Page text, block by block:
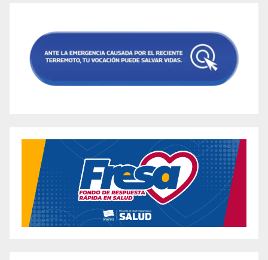
Support Healthy Weight Loss, Detox, Digestion
and Better Sleep?
All Day Slimming Tea Review: Latest Costa
Rican Tea Research for Weight Loss
Real Weight Loss or Unfounded Claims?
Alpilean Reviews – Is Ice Hack Hoax or Fake?
Real Weight Loss or Unfounded Claims?
Ancient Keto ACV Gummies Review – Is it
Right For You?
Ancient Keto ACV Gummies: Review the